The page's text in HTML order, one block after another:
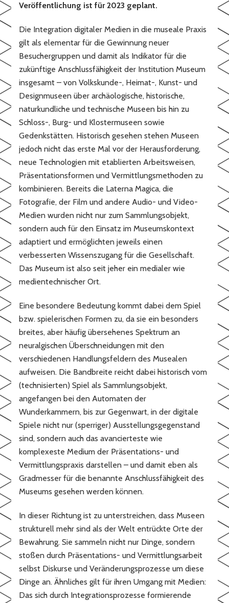
Veröffentlichung ist für 2023 geplant.
Die Integration digitaler Medien in die museale Praxis
gilt als elementar für die Gewinnung neuer
Besuchergruppen und damit als Indikator für die
zukünftige Anschlussfähigkeit der Institution Museum
insgesamt – von Volkskunde-, Heimat-, Kunst- und
Designmuseen über archäologische, historische,
naturkundliche und technische Museen bis hin zu
Schloss-, Burg- und Klostermuseen sowie
Gedenkstätten. Historisch gesehen stehen Museen
jedoch nicht das erste Mal vor der Herausforderung,
neue Technologien mit etablierten Arbeitsweisen,
Präsentationsformen und Vermittlungsmethoden zu
kombinieren. Bereits die Laterna Magica, die
Fotografie, der Film und andere Audio- und Video-
Medien wurden nicht nur zum Sammlungsobjekt,
sondern auch für den Einsatz im Museumskontext
adaptiert und ermöglichten jeweils einen
verbesserten Wissenszugang für die Gesellschaft.
Das Museum ist also seit jeher ein medialer wie
medientechnischer Ort.
Eine besondere Bedeutung kommt dabei dem Spiel
bzw. spielerischen Formen zu, da sie ein besonders
breites, aber häufig übersehenes Spektrum an
neuralgischen Überschneidungen mit den
verschiedenen Handlungsfeldern des Musealen
aufweisen. Die Bandbreite reicht dabei historisch vom
(technisierten) Spiel als Sammlungsobjekt,
angefangen bei den Automaten der
Wunderkammern, bis zur Gegenwart, in der digitale
Spiele nicht nur (sperriger) Ausstellungsgegenstand
sind, sondern auch das avancierteste wie
komplexeste Medium der Präsentations- und
Vermittlungspraxis darstellen – und damit eben als
Gradmesser für die benannte Anschlussfähigkeit des
Museums gesehen werden können.
In dieser Richtung ist zu unterstreichen, dass Museen
strukturell mehr sind als der Welt entrückte Orte der
Bewahrung. Sie sammeln nicht nur Dinge, sondern
stoßen durch Präsentations- und Vermittlungsarbeit
selbst Diskurse und Veränderungsprozesse um diese
Dinge an. Ähnliches gilt für ihren Umgang mit Medien:
Das sich durch Integrationsprozesse formierende